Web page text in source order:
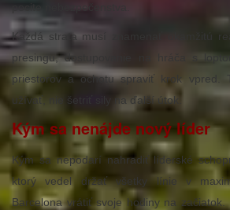
pocite nebezpečenstva.
Každá strata musí znamenať okamžitú
presingu, dostupovanie na hráča s
priestorov a ochotu spraviť krok vpred.
užívať, nie šetriť sily na ďalší útok.
Kým sa nenájde nový líder
Kým sa nepodarí nahradiť líderské
ktorý vedel držať všetky línie v
Barcelona vrátiť svoje hodiny na